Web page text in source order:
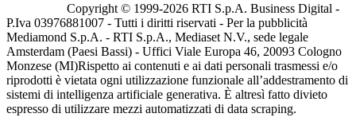
Copyright © 1999-2026 RTI S.p.A. Business Digital -
P.Iva 03976881007 - Tutti i diritti riservati - Per la pubblicità
Mediamond S.p.A. - RTI S.p.A., Mediaset N.V., sede legale
Amsterdam (Paesi Bassi) - Uffici Viale Europa 46, 20093 Cologno
Monzese (MI)Rispetto ai contenuti e ai dati personali trasmessi e/o
riprodotti è vietata ogni utilizzazione funzionale all’addestramento di
sistemi di intelligenza artificiale generativa. È altresì fatto divieto
espresso di utilizzare mezzi automatizzati di data scraping.